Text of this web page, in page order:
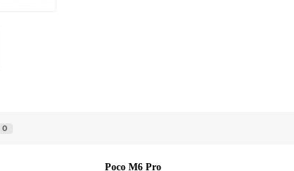
0
Poco M6 Pro